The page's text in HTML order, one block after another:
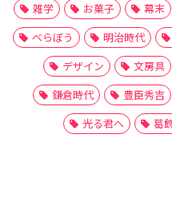
雑学
お菓子 幕末
べらぼう
明治時代
デザイン
文房具
鎌倉時代
豊臣秀吉
光る君へ
葛